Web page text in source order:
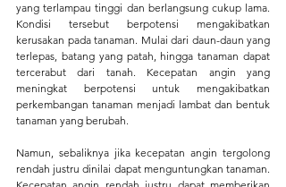
yang terlampau tinggi dan berlangsung cukup lama.
Kondisi tersebut berpotensi mengakibatkan
kerusakan pada tanaman. Mulai dari daun-daun yang
terlepas, batang yang patah, hingga tanaman dapat
tercerabut dari tanah. Kecepatan angin yang
meningkat berpotensi untuk mengakibatkan
perkembangan tanaman menjadi lambat dan bentuk
tanaman yang berubah.
Namun, sebaliknya jika kecepatan angin tergolong
rendah justru dinilai dapat menguntungkan tanaman.